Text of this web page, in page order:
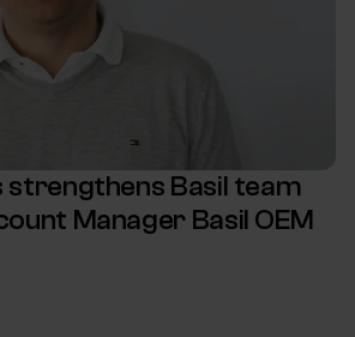
strengthens Basil team
Manager Basil OEM